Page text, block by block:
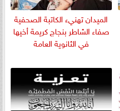
الميدان تهنيء الكاتبة الصحفية
صفاء الشاطر بنجاج كريمة أخيها
في الثانوية العامة